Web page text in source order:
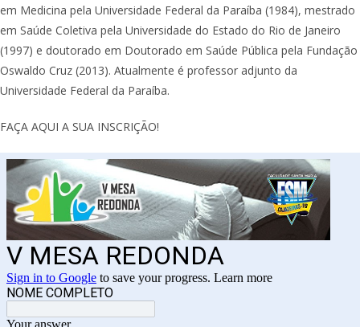
em Medicina pela Universidade Federal da Paraíba (1984), mestrado
em Saúde Coletiva pela Universidade do Estado do Rio de Janeiro
(1997) e doutorado em Doutorado em Saúde Pública pela Fundação
Oswaldo Cruz (2013). Atualmente é professor adjunto da
Universidade Federal da Paraíba.
FAÇA AQUI A SUA INSCRIÇÃO!